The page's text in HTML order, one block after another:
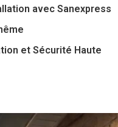
avec Sanexpress
et Sécurité Haute